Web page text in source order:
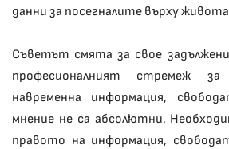
данни за посегналите върху
Съветът смята за свое
професионалният стремеж
навременна информация,
мнение не са абсолютни.
правото на информация,